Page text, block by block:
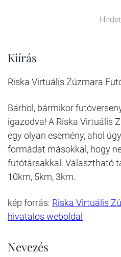
Kiírás
Riska Virtuális Zúzmara
Bárhol, bármikor
igazodva! A Riska Virtuális
egy olyan esemény, ahol
formádat másokkal, hogy
futótársakkal. Választható
10km, 5km, 3km.
kép forrás: Riska Virtuális
hivatalos weboldal
Nevezés